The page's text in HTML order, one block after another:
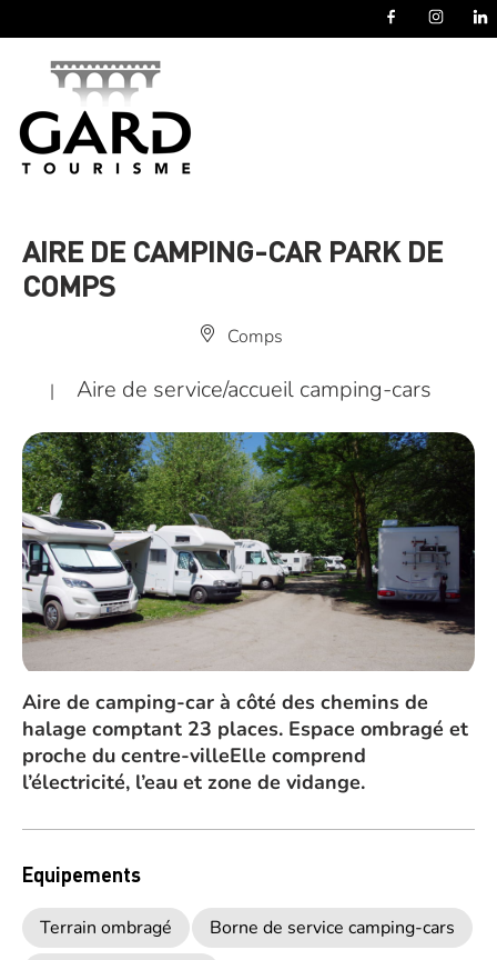
AIRE DE CAMPING-CAR PARK DE
COMPS
Comps
| Aire de service/accueil camping-cars
Aire de camping-car à côté des chemins de
halage comptant 23 places. Espace ombragé et
proche du centre-villeElle comprend
l’électricité, l’eau et zone de vidange.
Equipements
Terrain ombragé
Borne de service camping-cars